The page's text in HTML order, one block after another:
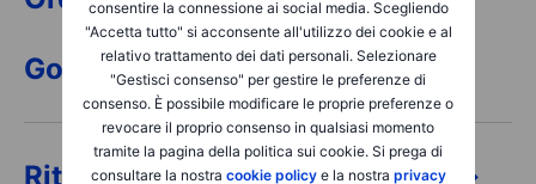
consentire la connessione ai social media. Scegliendo
"Accetta tutto" si acconsente all'utilizzo dei cookie e al
relativo trattamento dei dati personali. Selezionare
"Gestisci consenso" per gestire le preferenze di
consenso. È possibile modificare le proprie preferenze o
revocare il proprio consenso in qualsiasi momento
tramite la pagina della politica sui cookie. Si prega di
consultare la nostra cookie policye la nostra privacy
Good till cancelled (GTC)
Ritorna alla pagina principale -->